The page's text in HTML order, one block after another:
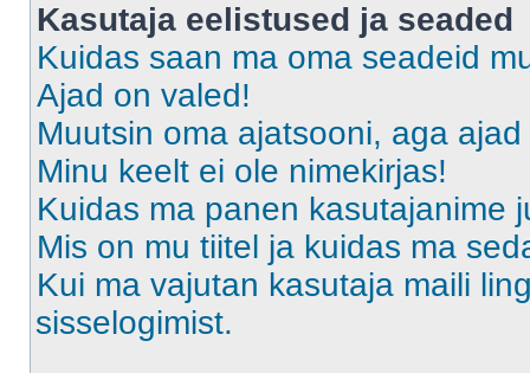
Kasutaja eelistused ja seaded
Kuidas saan ma oma seadeid
Ajad on valed!
Muutsin oma ajatsooni, aga
Minu keelt ei ole nimekirjas!
Kuidas ma panen kasutajanime
Mis on mu tiitel ja kuidas ma
Kui ma vajutan kasutaja maili
sisselogimist.